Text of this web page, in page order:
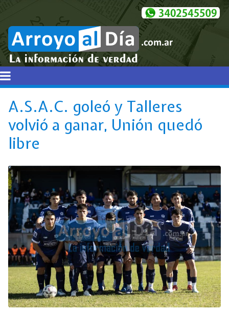
A.S.A.C. goleó y Talleres
volvió a ganar, Unión quedó
libre